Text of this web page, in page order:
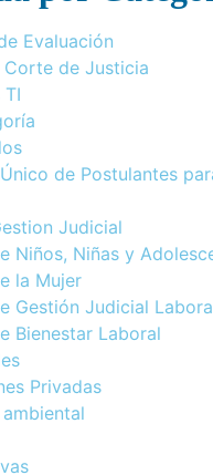
Evaluación
Corte de Justicia
TI
de Postulantes
Judicial
Niños, Niñas y
la Mujer
Gestión Judicial
Bienestar Laboral
Privadas